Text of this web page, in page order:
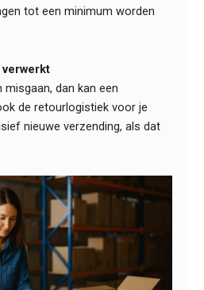
tot een minimum worden
dan kan een
de retourlogistiek voor je
nieuwe verzending, als dat